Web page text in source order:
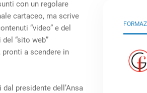
con un regolare
cartaceo, ma scrive
“video” e del
“sito web”
a scendere in
presidente dell’Ansa